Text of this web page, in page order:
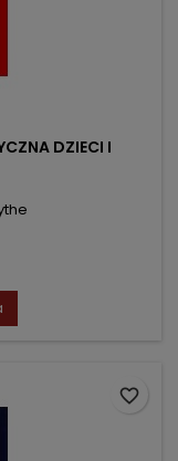
DZIECI I
favorite_border